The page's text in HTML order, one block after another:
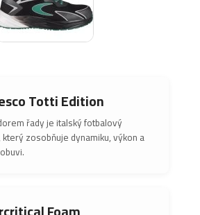
Totti Edition
řady je italský fotbalový
zosobňuje dynamiku, výkon a